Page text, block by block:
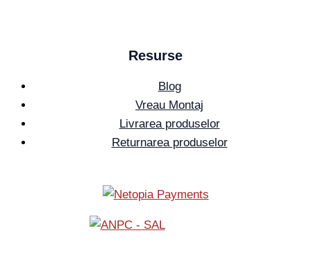
Resurse
Blog
Vreau Montaj
Livrarea produselor
Returnarea produselor